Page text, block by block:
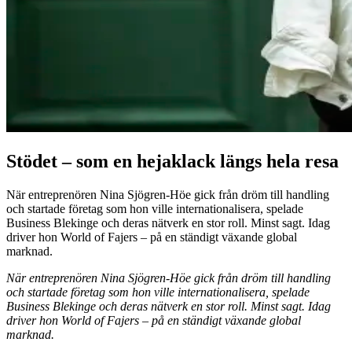
Stödet – som en hejaklack längs hela resa
När entreprenören Nina Sjögren-Höe gick från dröm till handling
och startade företag som hon ville internationalisera, spelade
Business Blekinge och deras nätverk en stor roll. Minst sagt. Idag
driver hon World of Fajers – på en ständigt växande global
marknad.
När entreprenören Nina Sjögren-Höe gick från dröm till handling
och startade företag som hon ville internationalisera, spelade
Business Blekinge och deras nätverk en stor roll. Minst sagt. Idag
driver hon World of Fajers – på en ständigt växande global
marknad.